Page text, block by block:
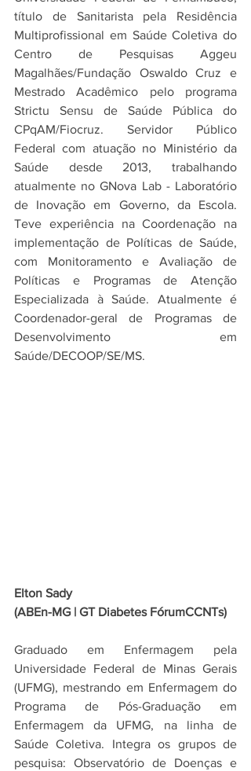
título de Sanitarista pela Residência
Multiprofissional em Saúde Coletiva do
Centro de Pesquisas Aggeu
Magalhães/Fundação Oswaldo Cruz e
Mestrado Acadêmico pelo programa
Strictu Sensu de Saúde Pública do
CPqAM/Fiocruz. Servidor Público
Federal com atuação no Ministério da
Saúde desde 2013, trabalhando
atualmente no GNova Lab - Laboratório
de Inovação em Governo, da Escola.
Teve experiência na Coordenação na
implementação de Políticas de Saúde,
com Monitoramento e Avaliação de
Políticas e Programas de Atenção
Especializada à Saúde. Atualmente é
Coordenador-geral de Programas de
Desenvolvimento em
Saúde/DECOOP/SE/MS.
Elton Sady
(ABEn-MG | GT Diabetes FórumCCNTs)
Graduado em Enfermagem pela
Universidade Federal de Minas Gerais
(UFMG), mestrando em Enfermagem do
Programa de Pós-Graduação em
Enfermagem da UFMG, na linha de
Saúde Coletiva. Integra os grupos de
pesquisa: Observatório de Doenças e